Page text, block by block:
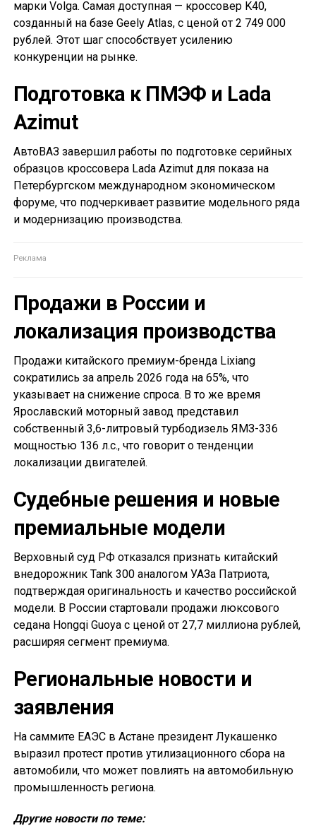
марки Volga. Самая доступная — кроссовер K40,
созданный на базе Geely Atlas, с ценой от 2 749 000
рублей. Этот шаг способствует усилению
конкуренции на рынке.
Подготовка к ПМЭФ и Lada
Azimut
АвтоВАЗ завершил работы по подготовке серийных
образцов кроссовера Lada Azimut для показа на
Петербургском международном экономическом
форуме, что подчеркивает развитие модельного ряда
и модернизацию производства.
Продажи в России и
локализация производства
Продажи китайского премиум-бренда Lixiang
сократились за апрель 2026 года на 65%, что
указывает на снижение спроса. В то же время
Ярославский моторный завод представил
собственный 3,6-литровый турбодизель ЯМЗ-336
мощностью 136 л.с., что говорит о тенденции
локализации двигателей.
Судебные решения и новые
премиальные модели
Верховный суд РФ отказался признать китайский
внедорожник Tank 300 аналогом УАЗа Патриота,
подтверждая оригинальность и качество российской
модели. В России стартовали продажи люксового
седана Hongqi Guoya с ценой от 27,7 миллиона рублей,
расширяя сегмент премиума.
Региональные новости и
заявления
На саммите ЕАЭС в Астане президент Лукашенко
выразил протест против утилизационного сбора на
автомобили, что может повлиять на автомобильную
промышленность региона.
Другие новости по теме: